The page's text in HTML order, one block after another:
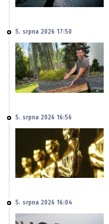
5. srpna 2026 17:50
5. srpna 2026 16:56
5. srpna 2026 16:04